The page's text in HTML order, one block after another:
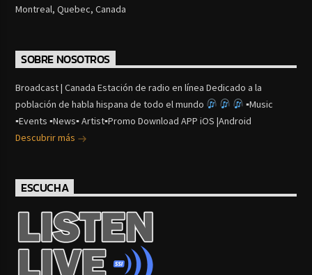
Montreal, Quebec, Canada
SOBRE NOSOTROS
Broadcast | Canada Estación de radio en línea Dedicado a la
población de habla hispana de todo el mundo
▪Music
▪Events ▪News▪ Artist▪Promo Download APP iOS |Android
Descubrir más
ESCUCHA